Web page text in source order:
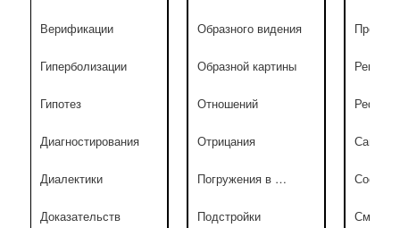
Верификации
Гиперболизации
Гипотез
Диагностирования
Диалектики
Доказательств
Образного видения
Образной картины
Отношений
Отрицания
Погружения в …
Подстройки